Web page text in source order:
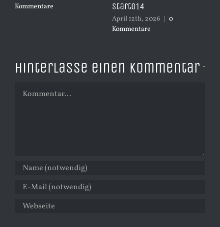
Kommentare
Start014
April 12th, 2026 | 0
Kommentare
Hinterlasse einen Kommentar
Kommentar